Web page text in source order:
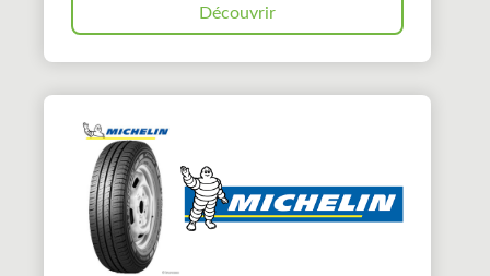
Découvrir